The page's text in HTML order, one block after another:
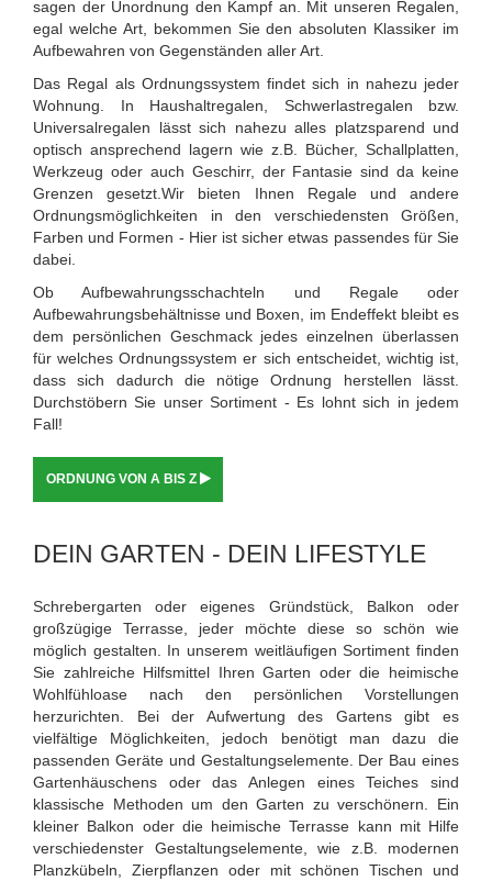
sagen der Unordnung den Kampf an. Mit unseren Regalen,
egal welche Art, bekommen Sie den absoluten Klassiker im
Aufbewahren von Gegenständen aller Art.
Das Regal als Ordnungssystem findet sich in nahezu jeder
Wohnung. In Haushaltregalen, Schwerlastregalen bzw.
Universalregalen lässt sich nahezu alles platzsparend und
optisch ansprechend lagern wie z.B. Bücher, Schallplatten,
Werkzeug oder auch Geschirr, der Fantasie sind da keine
Grenzen gesetzt.Wir bieten Ihnen Regale und andere
Ordnungsmöglichkeiten in den verschiedensten Größen,
Farben und Formen - Hier ist sicher etwas passendes für Sie
dabei.
Ob Aufbewahrungsschachteln und Regale oder
Aufbewahrungsbehältnisse und Boxen, im Endeffekt bleibt es
dem persönlichen Geschmack jedes einzelnen überlassen
für welches Ordnungssystem er sich entscheidet, wichtig ist,
dass sich dadurch die nötige Ordnung herstellen lässt.
Durchstöbern Sie unser Sortiment - Es lohnt sich in jedem
Fall!
ORDNUNG VON A BIS Z
DEIN GARTEN - DEIN LIFESTYLE
Schrebergarten oder eigenes Gründstück, Balkon oder
großzügige Terrasse, jeder möchte diese so schön wie
möglich gestalten. In unserem weitläufigen Sortiment finden
Sie zahlreiche Hilfsmittel Ihren Garten oder die heimische
Wohlfühloase nach den persönlichen Vorstellungen
herzurichten. Bei der Aufwertung des Gartens gibt es
vielfältige Möglichkeiten, jedoch benötigt man dazu die
passenden Geräte und Gestaltungselemente. Der Bau eines
Gartenhäuschens oder das Anlegen eines Teiches sind
klassische Methoden um den Garten zu verschönern. Ein
kleiner Balkon oder die heimische Terrasse kann mit Hilfe
verschiedenster Gestaltungselemente, wie z.B. modernen
Planzkübeln, Zierpflanzen oder mit schönen Tischen und